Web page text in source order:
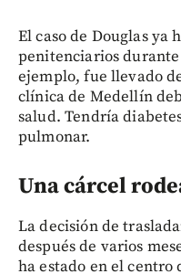
El caso de Douglas ya
penitenciarios
ejemplo, fue llevado
clínica de Medellín
salud. Tendría
pulmonar.
Una cárcel
La decisión de
después de varios
ha estado en el